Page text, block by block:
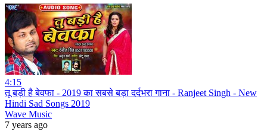
4:15
तू बड़ी है बेवफा - 2019 का सबसे बड़ा दर्दभरा गाना - Ranjeet Singh - New
Hindi Sad Songs 2019
Wave Music
7 years ago